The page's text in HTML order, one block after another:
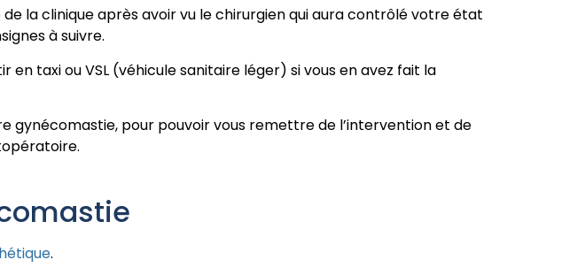
la clinique après avoir vu le chirurgien qui aura contrôlé votre état
à suivre.
taxi ou VSL (véhicule sanitaire léger) si vous en avez fait la
gynécomastie, pour pouvoir vous remettre de l’intervention et de
.